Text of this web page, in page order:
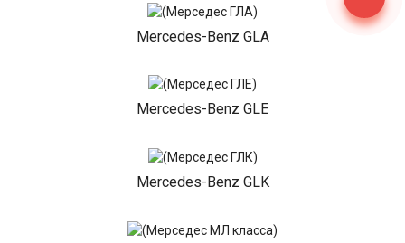
Mercedes-Benz GLA
Mercedes-Benz GLE
Mercedes-Benz GLK